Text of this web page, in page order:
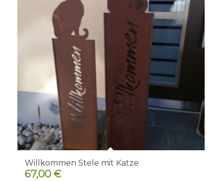
Willkommen Stele mit Katze
67,00 €